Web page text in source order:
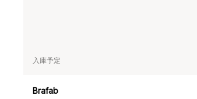
入庫予定
Brafab